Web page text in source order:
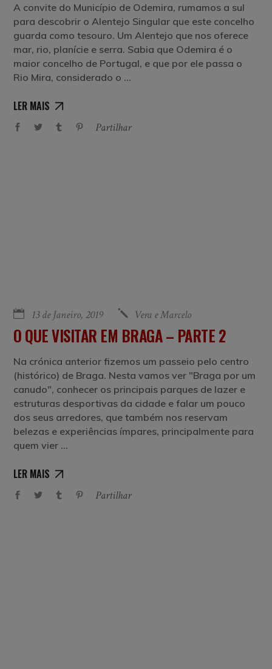
A convite do Município de Odemira, rumamos a sul
para descobrir o Alentejo Singular que este concelho
guarda como tesouro. Um Alentejo que nos oferece
mar, rio, planície e serra. Sabia que Odemira é o
maior concelho de Portugal, e que por ele passa o
Rio Mira, considerado o
LER MAIS
Partilhar
13 de Janeiro, 2019 Vera e Marcelo
O QUE VISITAR EM BRAGA – PARTE 2
Na crónica anterior fizemos um passeio pelo centro
(histórico) de Braga. Nesta vamos ver "Braga por um
canudo", conhecer os principais parques de lazer e
estruturas desportivas da cidade e falar um pouco
dos seus arredores, que também nos reservam
belezas e experiências ímpares, principalmente para
quem vier
LER MAIS
Partilhar